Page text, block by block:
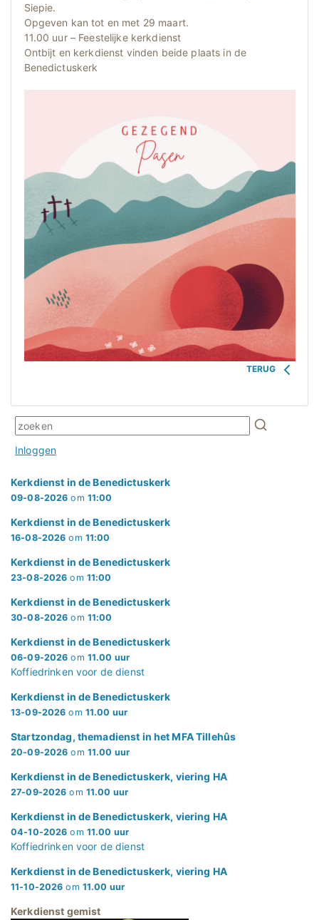
Siepie.
Opgeven kan tot en met 29 maart.
11.00 uur – Feestelijke kerkdienst
Ontbijt en kerkdienst vinden beide plaats in de
Benedictuskerk
TERUG
Inloggen
Kerkdienst in de Benedictuskerk
09-08-2026 om 11:00
Kerkdienst in de Benedictuskerk
16-08-2026 om 11:00
Kerkdienst in de Benedictuskerk
23-08-2026 om 11:00
Kerkdienst in de Benedictuskerk
30-08-2026 om 11:00
Kerkdienst in de Benedictuskerk
06-09-2026 om 11.00 uur
Koffiedrinken voor de dienst
Kerkdienst in de Benedictuskerk
13-09-2026 om 11.00 uur
Startzondag, themadienst in het MFA Tillehûs
20-09-2026 om 11.00 uur
Kerkdienst in de Benedictuskerk, viering HA
27-09-2026 om 11.00 uur
Kerkdienst in de Benedictuskerk, viering HA
04-10-2026 om 11.00 uur
Koffiedrinken voor de dienst
Kerkdienst in de Benedictuskerk, viering HA
11-10-2026 om 11.00 uur
Kerkdienst gemist